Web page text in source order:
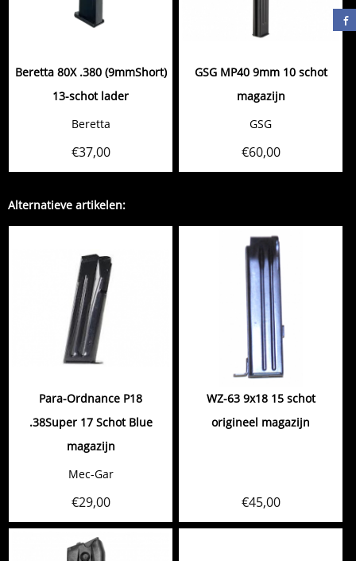
Beretta 80X .380 (9mmShort)
13-schot lader
Beretta
€37,00
GSG MP40 9mm 10 schot
magazijn
GSG
€60,00
Alternatieve artikelen:
Para-Ordnance P18
.38Super 17 Schot Blue
magazijn
Mec-Gar
€29,00
WZ-63 9x18 15 schot
origineel magazijn
€45,00